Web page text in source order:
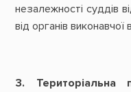
незалежності суддів
від органів виконавчої
3. Територіальна